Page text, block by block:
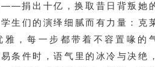
——捐出十亿，换取昔日背叛她
生们的演绎细腻而有力量：克
雅，每一步都带着不容置喙的
条件时，语气里的冰冷与决绝